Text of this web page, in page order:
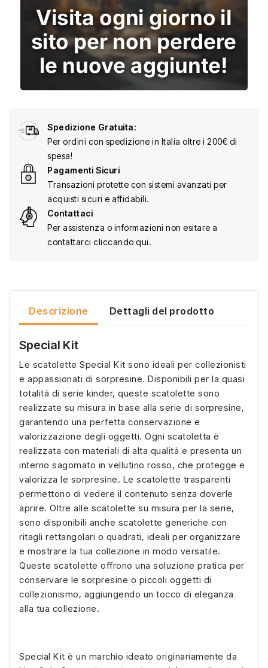
Spedizione Gratuita:
Per ordini con spedizione in Italia oltre i 200€ di
spesa!
Pagamenti Sicuri
Transazioni protette con sistemi avanzati per
acquisti sicuri e affidabili.
Contattaci
Per assistenza o informazioni non esitare a
contattarci cliccando qui.
Descrizione Dettagli del prodotto
Special Kit
Le scatolette Special Kit sono ideali per collezionisti
e appassionati di sorpresine. Disponibili per la quasi
totalità di serie kinder, queste scatolette sono
realizzate su misura in base alla serie di sorpresine,
garantendo una perfetta conservazione e
valorizzazione degli oggetti. Ogni scatoletta è
realizzata con materiali di alta qualità e presenta un
interno sagomato in vellutino rosso, che protegge e
valorizza le sorpresine. Le scatolette trasparenti
permettono di vedere il contenuto senza doverle
aprire. Oltre alle scatolette su misura per la serie,
sono disponibili anche scatolette generiche con
ritagli rettangolari o quadrati, ideali per organizzare
e mostrare la tua collezione in modo versatile.
Queste scatolette offrono una soluzione pratica per
conservare le sorpresine o piccoli oggetti di
collezionismo, aggiungendo un tocco di eleganza
alla tua collezione.
Special Kit è un marchio ideato originariamente da